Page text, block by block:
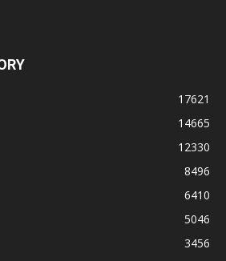
17621
14665
12330
8496
6410
5046
3456